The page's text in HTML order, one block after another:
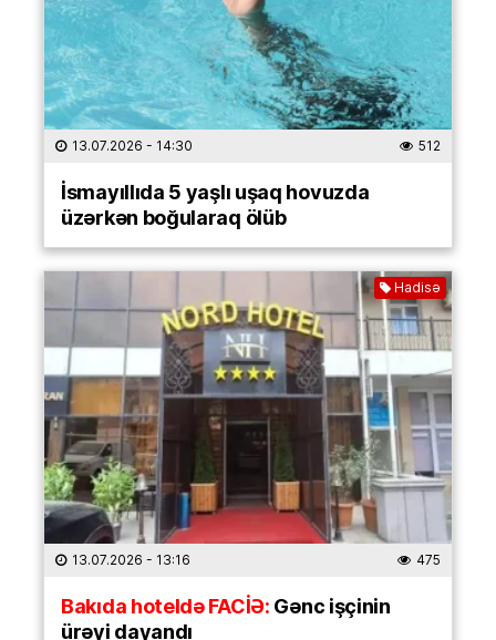
13.07.2026 - 14:30 512
İsmayıllıda 5 yaşlı uşaq hovuzda
üzərkən boğularaq ölüb
Hadisə
13.07.2026 - 13:16 475
Bakıda hoteldə FACİƏ:Gənc işçinin
ürəyi dayandı